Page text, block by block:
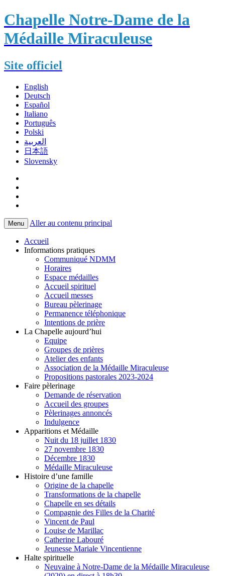
Chapelle Notre-Dame de la
Médaille Miraculeuse
Site officiel
English
Deutsch
Español
Italiano
Português
Polski
العربية
日本語
Slovensky
Menu Aller au contenu principal
Accueil
Informations pratiques
Communiqué NDMM
Horaires
Espace médailles
Accueil spirituel
Accueil messes
Bureau pèlerinage
Permanence téléphonique
Intentions de prière
La Chapelle aujourd’hui
Equipe
Groupes de prières
Atelier des enfants
Association de la Médaille Miraculeuse
Propositions pastorales 2023-2024
Faire pèlerinage
Demande de réservation
Accueil des groupes
Pèlerinages annoncés
Indulgence
Apparitions et Médaille
Nuit du 18 juillet 1830
27 novembre 1830
Décembre 1830
Médaille Miraculeuse
Histoire d’une famille
Origine de la chapelle
Transformations de la chapelle
Chapelle en ses détails
Compagnie des Filles de la Charité
Vincent de Paul
Louise de Marillac
Catherine Labouré
Jeunesse Mariale Vincentienne
Halte spirituelle
Neuvaine à Notre-Dame de la Médaille Miraculeuse